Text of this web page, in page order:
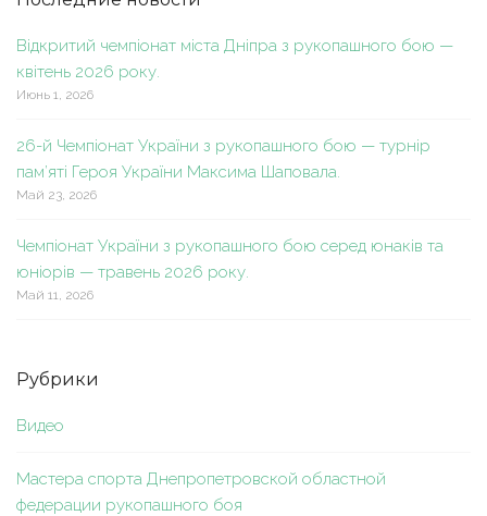
Відкритий чемпіонат міста Дніпра з рукопашного бою —
квітень 2026 року.
Июнь 1, 2026
26-й Чемпіонат України з рукопашного бою — турнір
пам’яті Героя України Максима Шаповала.
Май 23, 2026
Чемпіонат України з рукопашного бою серед юнаків та
юніорів — травень 2026 року.
Май 11, 2026
Рубрики
Видео
Мастера спорта Днепропетровской областной
федерации рукопашного боя